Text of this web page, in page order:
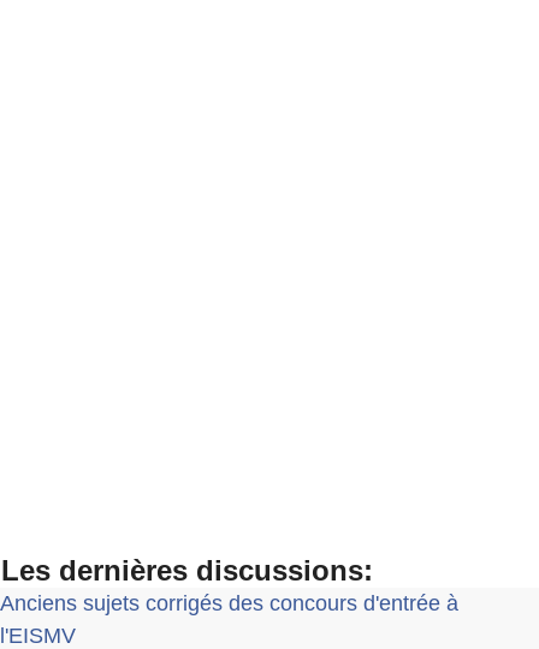
Les dernières discussions:
Anciens sujets corrigés des concours d'entrée à
l'EISMV